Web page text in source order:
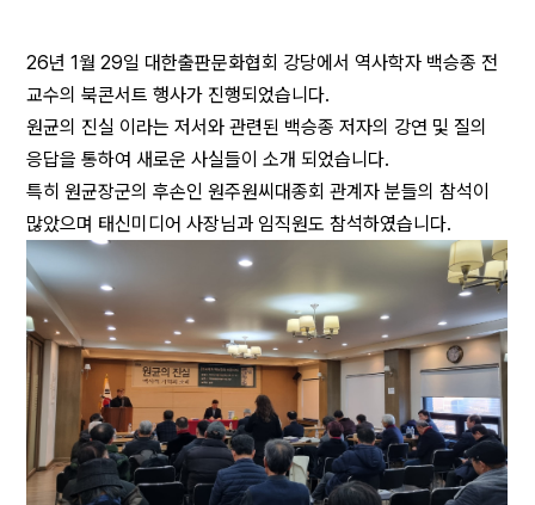
26년 1월 29일 대한출판문화협회 강당에서 역사학자 백승종 전
교수의 북콘서트 행사가 진행되었습니다.
원균의 진실 이라는 저서와 관련된 백승종 저자의 강연 및 질의
응답을 통하여 새로운 사실들이 소개 되었습니다.
특히 원균장군의 후손인 원주원씨대종회 관계자 분들의 참석이
많았으며 태신미디어 사장님과 임직원도 참석하였습니다.